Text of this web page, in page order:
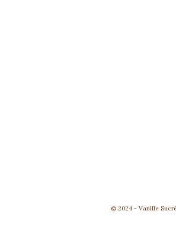
© 2024 - Vanille